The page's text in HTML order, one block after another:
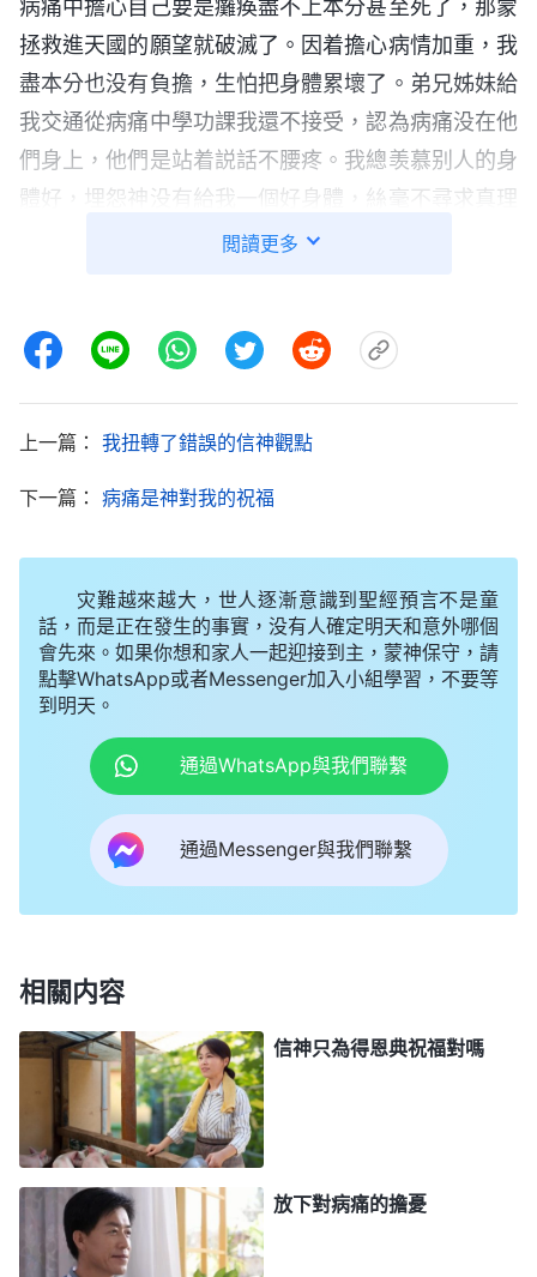
病痛中擔心自己要是癱痪盡不上本分甚至死了，那蒙
拯救進天國的願望就破滅了。因着擔心病情加重，我
盡本分也没有負擔，生怕把身體累壞了。弟兄姊妹給
我交通從病痛中學功課我還不接受，認為病痛没在他
們身上，他們是站着説話不腰疼。我總羡慕别人的身
體好，埋怨神没有給我一個好身體，絲毫不尋求真理
學功課，怎麽能得着真理、得着潔净變化呢？
話：「
人的這個老肉體不管得什麽病、痛苦到什麽程
度、病能不能痊愈都不由得人，都在神的手中。臨到
病痛不管你能不能順服神的擺布、願不願意接受這個
事實，這個病痛都在你身上，你挪不去。所以，你積
極地面對病痛是一天，消極地面對病痛也是一天，你
麽樣的態度對待病痛。」《話・卷六 關于追求真理・
怎樣追求真理（四）》「正常人臨到病痛都會痛苦難
過，都有一定的承受極限，但是人如果總想依靠自己
的力量挪去病痛、擺脱病痛，最終的結果會是什麽？
不但不能减輕痛苦，而且會更加痛苦、更加難過。所
以越是在病痛中越應該尋求真理，尋求怎樣實行才能
合神心意，越是在病痛的時候人越應該來到神的面前
認識自己的敗壞、認識自己對神的無理要求，越是在
病痛的時候越是考驗你真實順服的時候。所以，如果
在承受病痛的同時你依然能够順服神的擺布，就是病
明你這個人是真心追求真理、真心順服神的人，你有
的，不是口號、不是道理，而是經得住考驗的。這是
人在病痛中應該實行的。在病痛當中，一方面要顯明
你各種無理的要求還有各種對神不切合實際的想象觀
念，另一方面也考驗你對神的
果這些方面都經過考驗了，那你對神的信心、忠心與
順服就有真實的見證了，就有實證了，這是神要的，
閲讀更多
上一篇： 我扭轉了錯誤的信神觀點
下一篇： 病痛是神對我的祝福
灾難越來越大，世人逐漸意識到聖經預言不是童
話，而是正在發生的事實，没有人確定明天和意外哪個
會先來。如果你想和家人一起迎接到主，蒙神保守，請
點擊WhatsApp或者Messenger加入小組學習，不要等
到明天。
通過WhatsApp與我們聯繫
通過Messenger與我們聯繫
相關内容
信神只為得恩典祝福對嗎
放下對病痛的擔憂